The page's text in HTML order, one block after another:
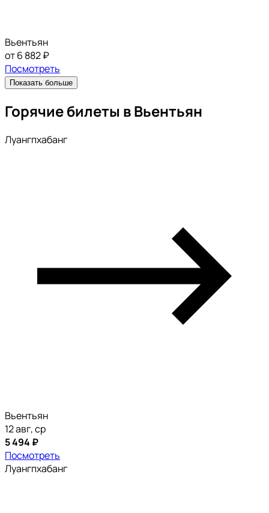
Вьентьян
от 6 882 ₽
Посмотреть
Показать больше
Горячие билеты в Вьентьян
Луангпхабанг
Вьентьян
12 авг, ср
5 494 ₽
Посмотреть
Луангпхабанг